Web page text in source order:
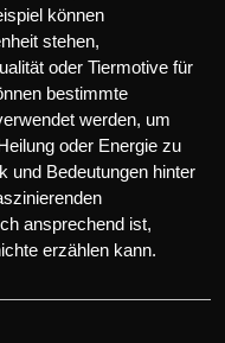
können
stehen,
oder Tiermotive für
bestimmte
werden, um
oder Energie zu
und Bedeutungen hinter
ansprechend ist,
erzählen kann.